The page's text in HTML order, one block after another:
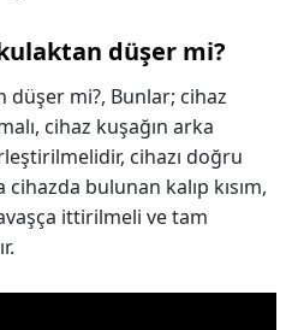
düşer mi?
düşer mi?, Bunlar; cihaz
cihaz kuşağın arka
cihazı doğru
bulunan kalıp kısım,
ittirilmeli ve tam